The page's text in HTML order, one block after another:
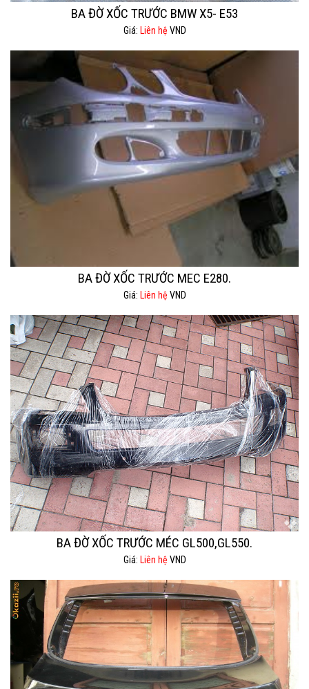
BA ĐỜ XỐC TRƯỚC BMW X5- E53
Giá: Liên hệ VND
BA ĐỜ XỐC TRƯỚC MEC E280.
Giá: Liên hệ VND
BA ĐỜ XỐC TRƯỚC MÉC GL500,GL550.
Giá: Liên hệ VND